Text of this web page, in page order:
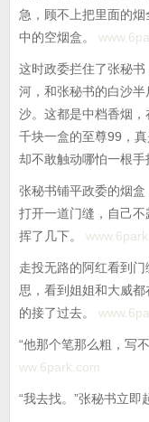
急，顾不上把里面的
中的空烟盒。
这时政委拦住了张秘书
河，和张秘书的白沙
沙。这都是中档香烟
千块一盒的至尊99，
却不敢触动哪怕一根手
张秘书铺平政委的烟盒
打开一道门缝，自己
挥了几下。
走投无路的阿红看到
思，看到姐姐和大威
的接了过去。
“他那个笔那么粗，写
ww.6park.com
“我去找。”张秘书立即